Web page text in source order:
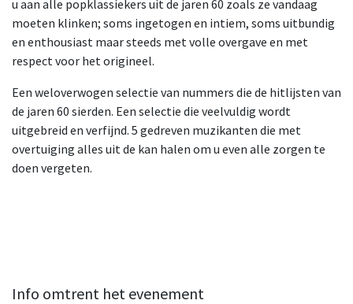
u aan alle popklassiekers uit de jaren 60 zoals ze vandaag
moeten klinken; soms ingetogen en intiem, soms uitbundig
en enthousiast maar steeds met volle overgave en met
respect voor het origineel.
Een weloverwogen selectie van nummers die de hitlijsten van
de jaren 60 sierden. Een selectie die veelvuldig wordt
uitgebreid en verfijnd. 5 gedreven muzikanten die met
overtuiging alles uit de kan halen om u even alle zorgen te
doen vergeten.
Info omtrent het evenement